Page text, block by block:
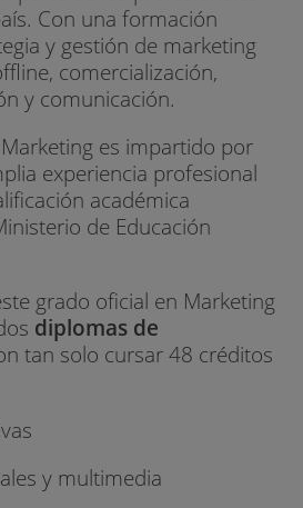
Con una formación
y gestión de marketing
comercialización,
y comunicación.
es impartido por
experiencia profesional
académica
de Educación
grado oficial en Marketing
diplomas de
tan solo cursar 48 créditos
y multimedia